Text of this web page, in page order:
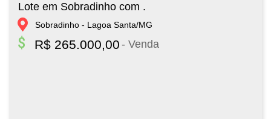
Lote em Sobradinho com .
Sobradinho - Lagoa Santa/MG
R$ 265.000,00 - Venda